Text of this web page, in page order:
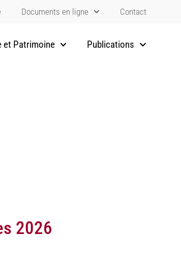
Documents en ligne Contact
et Patrimoine Publications
2026